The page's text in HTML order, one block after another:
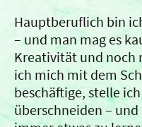
Hauptberuflich bin
– und man mag es
Kreativität und noch
ich mich mit dem
beschäftige, stelle
überschneiden –